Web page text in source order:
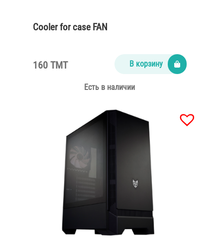
Cooler for case FAN
160 TMT В корзину
Есть в наличии